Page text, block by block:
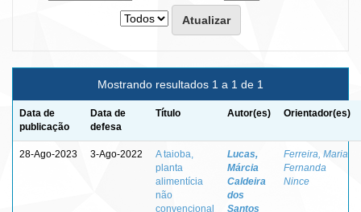
Mostrando resultados 1 a 1 de 1
Data de
publicação
Data de
defesa
Título Autor(es) Orientador(es)
28-Ago-2023 3-Ago-2022
A taioba,
planta
alimentícia
não
convencional
Lucas,
Márcia
Caldeira
dos
Santos
Ferreira, Maria
Fernanda
Nince